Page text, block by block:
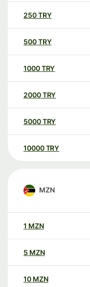
250TRY
500TRY
1000TRY
2000TRY
5000TRY
10000 TRY
MZN
1 MZN
5 MZN
10 MZN